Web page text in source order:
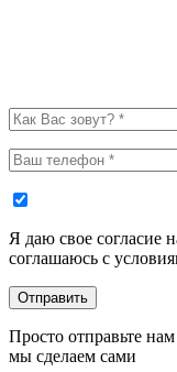
Я даю свое согласие
соглашаюсь с
Отправить
Просто отправьте
мы сделаем сами